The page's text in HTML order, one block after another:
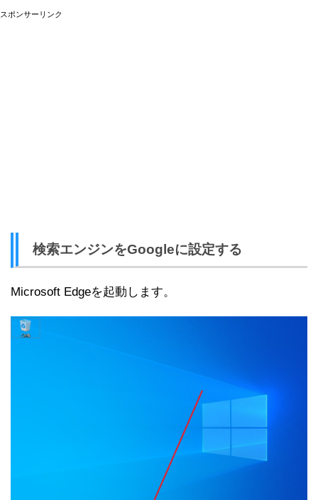
スポンサーリンク
検索エンジンをGoogleに設定する
Microsoft Edgeを起動します。